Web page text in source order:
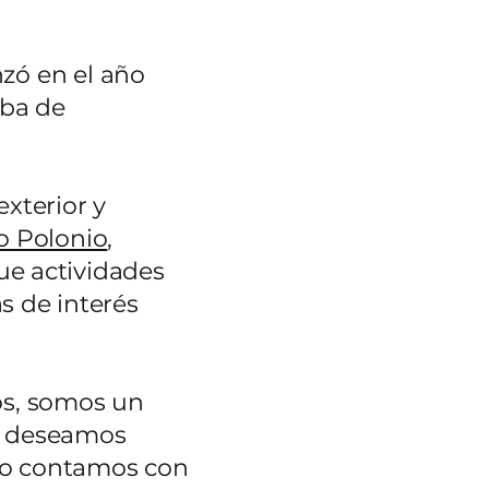
en el año
de
y
Polonio,
actividades
de interés
somos un
contamos con